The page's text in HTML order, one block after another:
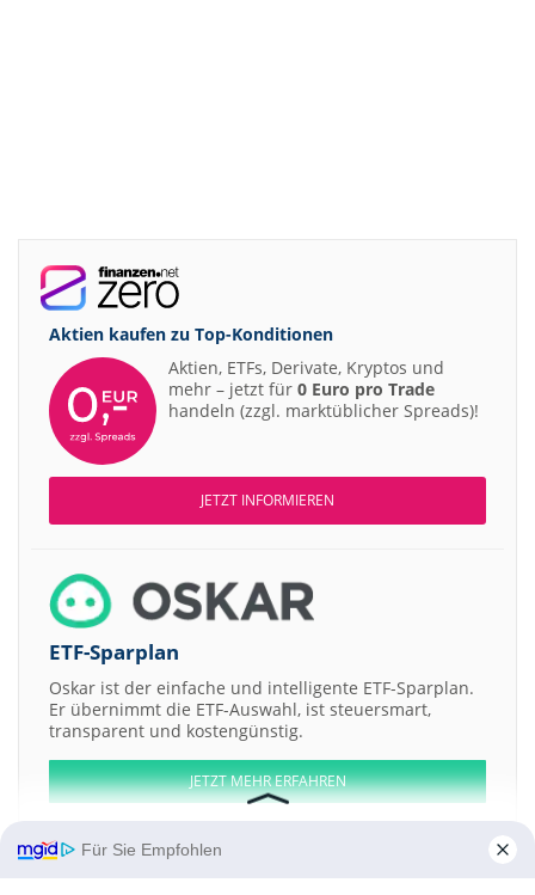
Aktien kaufen zu Top-Konditionen
Aktien, ETFs, Derivate, Kryptos und
mehr – jetzt für 0 Euro pro Trade
handeln (zzgl. marktüblicher Spreads)!
JETZT INFORMIEREN
ETF-Sparplan
Oskar ist der einfache und intelligente ETF-Sparplan.
Er übernimmt die ETF-Auswahl, ist steuersmart,
transparent und kostengünstig.
JETZT MEHR ERFAHREN
Für Sie Empfohlen